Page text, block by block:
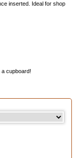
inserted. Ideal for shop
a cupboard!